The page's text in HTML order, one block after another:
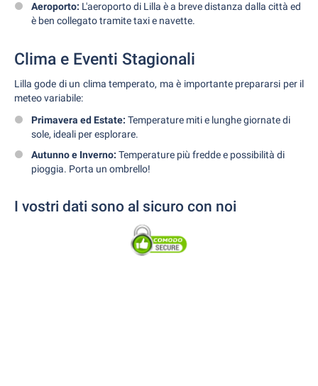
Aeroporto: L'aeroporto di Lilla è a breve distanza dalla città ed
è ben collegato tramite taxi e navette.
Clima e Eventi Stagionali
Lilla gode di un clima temperato, ma è importante prepararsi per il
meteo variabile:
Primavera ed Estate: Temperature miti e lunghe giornate di
sole, ideali per esplorare.
Autunno e Inverno: Temperature più fredde e possibilità di
pioggia. Porta un ombrello!
I vostri dati sono al sicuro con noi